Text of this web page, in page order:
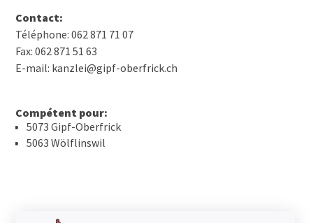
Contact:
Téléphone: 062 871 71 07
Fax: 062 871 51 63
E-mail: kanzlei@gipf-oberfrick.ch
Compétent pour:
5073 Gipf-Oberfrick
5063 Wölflinswil